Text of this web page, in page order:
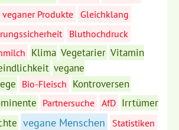
Produkte
Gleichklang
Bluthochdruck
Klima Vegetarier Vitamin
vegane
Bio-Fleisch Kontroversen
Partnersuche AfD Irrtümer
vegane Menschen Statistiken